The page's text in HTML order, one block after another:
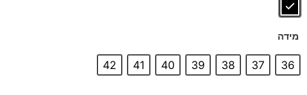
מידה
36
37
38
39
40
41
42